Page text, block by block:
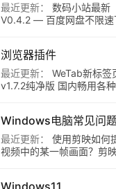
最近更新：
数码小站最新
V0.4.2 — 百度网盘不限速
浏览器插件
最近更新：
WeTab新标签
v1.7.2纯净版 国内畅用各
Windows电脑常见问
最近更新：
使用剪映如何
视频中的某一帧画面？剪
Windows11